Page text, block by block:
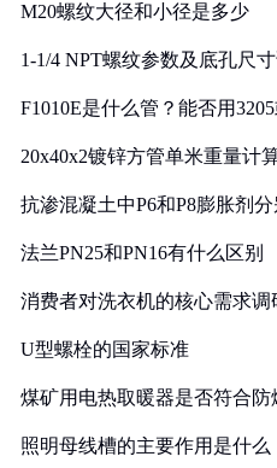
M20螺纹大径和小径是多少
1-1/4 NPT螺纹参数及底孔尺
F1010E是什么管？能否用
20x40x2镀锌方管单米重量计
抗渗混凝土中P6和P8膨胀剂
法兰PN25和PN16有什么区别
消费者对洗衣机的核心需求调
U型螺栓的国家标准
煤矿用电热取暖器是否符合
照明母线槽的主要作用是什么